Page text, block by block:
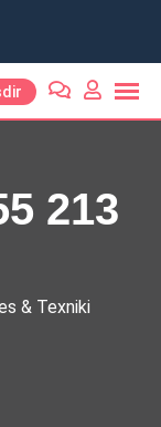
213
& Texniki